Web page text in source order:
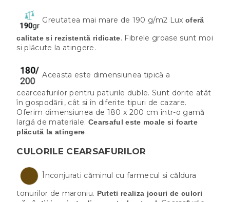
Greutatea mai mare de 190 g/m2 Lux oferă
calitate si rezistentă ridicate. Fibrele groase sunt moi
si plăcute la atingere.
Aceasta este dimensiunea tipică a
cearceafurilor pentru paturile duble. Sunt dorite atât
în gospodării, cât si în diferite tipuri de cazare.
Oferim dimensiunea de 180 x 200 cm într-o gamă
largă de materiale. Cearsaful este moale si foarte
plăcută la atingere.
CULORILE CEARSAFURILOR
Înconjurati căminul cu farmecul si căldura
tonurilor de maroniu. Puteti realiza jocuri de culori